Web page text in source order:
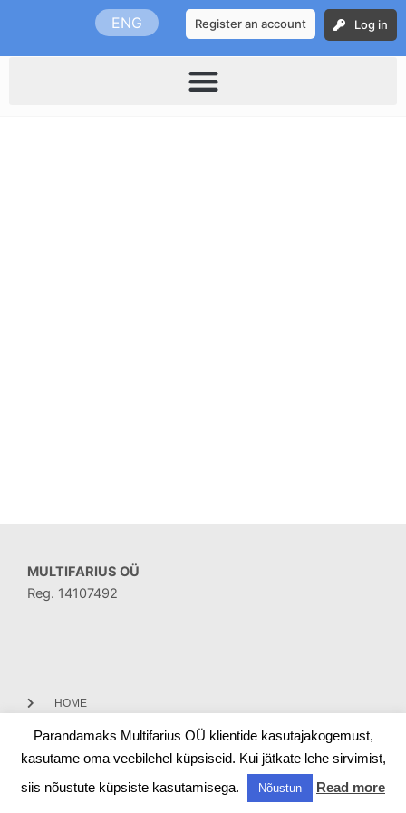
content
ENG Register an account Log in
MULTIFARIUS OÜ
Reg. 14107492
HOME
CONTACT
Parandamaks Multifarius OÜ klientide kasutajakogemust,
kasutame oma veebilehel küpsiseid. Kui jätkate lehe sirvimist,
siis nõustute küpsiste kasutamisega.
Nõustun Read more